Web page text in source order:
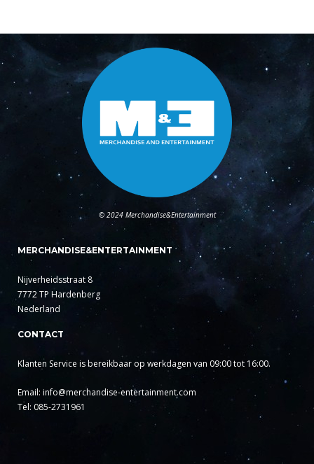
© 2024 Merchandise&Entertainment
MERCHANDISE&ENTERTAINMENT
Nijverheidsstraat 8
7772 TP Hardenberg
Nederland
CONTACT
Klanten Service is bereikbaar op werkdagen van 09:00 tot 16:00.
Email: info@merchandise-entertainment.com
Tel: 085-2731961